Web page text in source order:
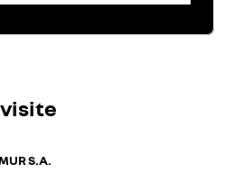
S.A.